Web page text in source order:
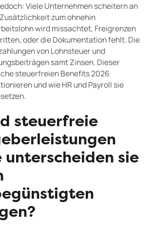
Viele Unternehmen scheitern an
zum ohnehin
wird missachtet, Freigrenzen
oder die Dokumentation fehlt. Die
von Lohnsteuer und
samt Zinsen. Dieser
steuerfreien Benefits 2026
und wie HR und Payroll sie
steuerfreie
unterscheiden sie